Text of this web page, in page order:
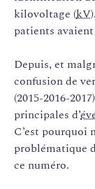
kilovoltage (kV
patients
Depuis, et
confusion de
(2015-2016-
principales d’
C’est pourquoi
problématique
ce numéro.